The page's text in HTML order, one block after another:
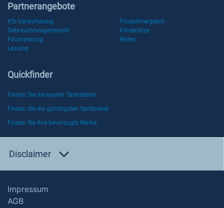
Partnerangebote
Kfz-Versicherung
Produktvergleich
Gebrauchtwagenmarkt
Kindersitze
Finanzierung
Reifen
Leasing
Quickfinder
Finden Sie die besten Tankstellen
Finden Sie die günstigsten Spritpreise
Finden Sie Ihre bevorzugte Marke
Disclaimer
Impressum
AGB